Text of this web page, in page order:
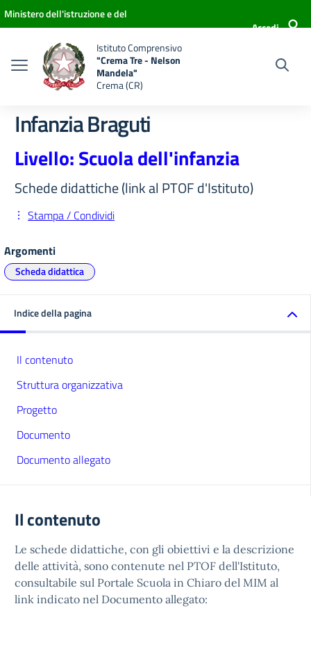
Vai ai contenuti
Vai al menu di navigazione
Vai al footer
Ministero dell'istruzione e del
Accedi
Istituto Comprensivo
"Crema Tre - Nelson
Mandela"
Crema (CR)
Infanzia Braguti
Livello: Scuola dell'infanzia
Schede didattiche (link al PTOF d'Istituto)
Stampa / Condividi
Argomenti
Scheda didattica
Indice della pagina
Il contenuto
Struttura organizzativa
Progetto
Documento
Documento allegato
Il contenuto
Le schede didattiche, con gli obiettivi e la descrizione
delle attività, sono contenute nel PTOF dell'Istituto,
consultabile sul Portale Scuola in Chiaro del MIM al
link indicato nel Documento allegato: